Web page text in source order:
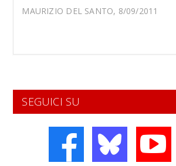
MAURIZIO DEL SANTO, 8/09/2011
SEGUICI SU